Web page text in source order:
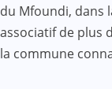
du Mfoundi, dans
associatif de plus
la commune